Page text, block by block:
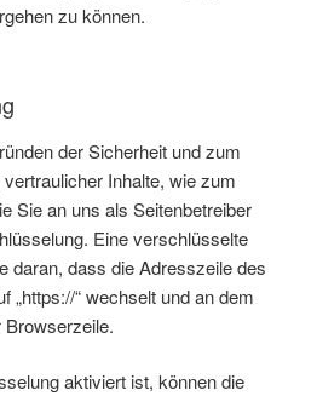
zu können.
der Sicherheit und zum
Inhalte, wie zum
Sie an uns als Seitenbetreiber
Eine verschlüsselte
daran, dass die Adresszeile des
„https://“ wechselt und an dem
aktiviert ist, können die